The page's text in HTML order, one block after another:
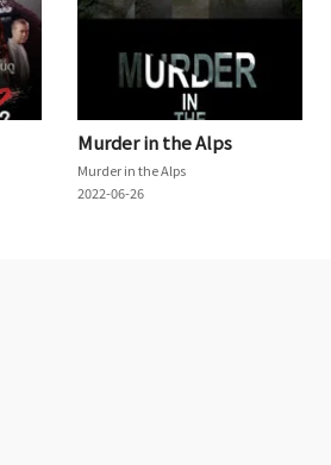
Murder in the Alps
Murder in the Alps
2022-06-26